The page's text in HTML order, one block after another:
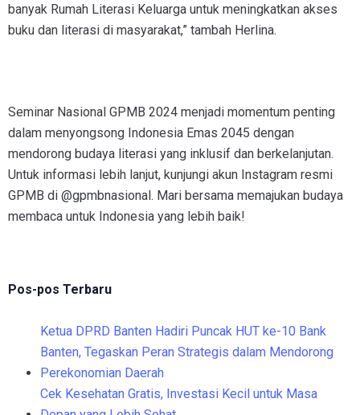
banyak Rumah Literasi Keluarga untuk meningkatkan akses
buku dan literasi di masyarakat,” tambah Herlina.
Seminar Nasional GPMB 2024 menjadi momentum penting
dalam menyongsong Indonesia Emas 2045 dengan
mendorong budaya literasi yang inklusif dan berkelanjutan.
Untuk informasi lebih lanjut, kunjungi akun Instagram resmi
GPMB di @gpmbnasional. Mari bersama memajukan budaya
membaca untuk Indonesia yang lebih baik!
Pos-pos Terbaru
Ketua DPRD Banten Hadiri Puncak HUT ke-10 Bank
Banten, Tegaskan Peran Strategis dalam Mendorong
Perekonomian Daerah
Cek Kesehatan Gratis, Investasi Kecil untuk Masa